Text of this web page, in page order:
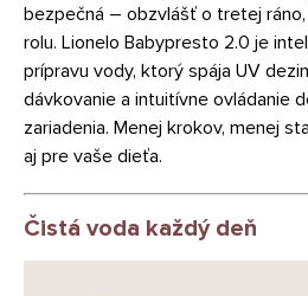
bezpečná – obzvlášť o tretej
rolu. Lionelo Babypresto 2.0 je
prípravu vody, ktorý spája UV
dávkovanie a intuitívne ovládanie
zariadenia. Menej krokov, menej
aj pre vaše dieťa.
Čistá voda každý deň